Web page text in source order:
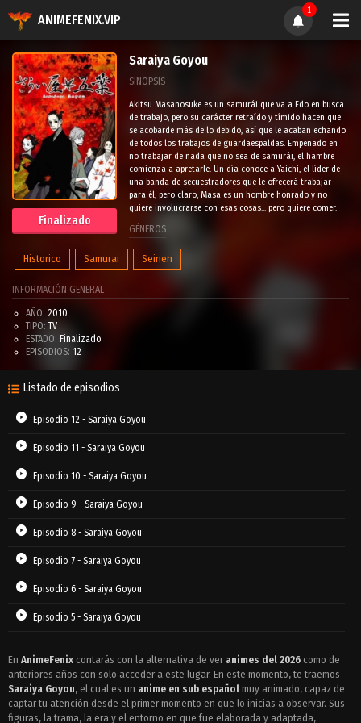
ANIMEFENIX.VIP
1
Finalizado
Saraiya Goyou
SINOPSIS
Akitsu Masanosuke es un samurái que va a Edo en busca
de trabajo, pero su carácter retraído y tímido hacen que
se acobarde más de lo debido, así que le acaban echando
de todos los trabajos de guardaespaldas. Empeñado en
no trabajar de nada que no sea de samurái, el hambre
comienza a apretarle. Un día conoce a Yaichi, el líder de
una banda de secuestradores que le ofrecerá trabajar
para él, pero claro, Masa es un hombre honrado y no
quiere involucrarse con esas cosas... pero quiere comer.
GÉNEROS
Historico Samurai Seinen
INFORMACIÓN GENERAL
AÑO: 2010
TIPO: TV
ESTADO: Finalizado
EPISODIOS: 12
Listado de episodios
Episodio 12 - Saraiya Goyou
Episodio 11 - Saraiya Goyou
Episodio 10 - Saraiya Goyou
Episodio 9 - Saraiya Goyou
Episodio 8 - Saraiya Goyou
Episodio 7 - Saraiya Goyou
Episodio 6 - Saraiya Goyou
Episodio 5 - Saraiya Goyou
Episodio 3 - Saraiya Goyou
Episodio 2 - Saraiya Goyou
En AnimeFenix contarás con la alternativa de ver animes del 2026 como de
anteriores años con solo acceder a este lugar. En este momento, te traemos
Saraiya Goyou, el cual es un anime en sub español muy animado, capaz de
captar tu atención desde el primer momento en que lo inicias a observar. Sus
figuras, la trama, la era y el entorno en que fue elaborada y adaptada,